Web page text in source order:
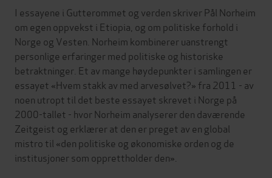
I essayene i Gutterommet og verden skriver Pål Norheim
om egen oppvekst i Etiopia, og om politiske forhold i
Norge og Vesten. Norheim kombinerer uanstrengt
personlige erfaringer med politiske og historiske
betraktninger. Et av mange høydepunkter i samlingen er
essayet «Hvem stakk av med arvesølvet?» fra 2011 - av
noen utropt til det beste essayet skrevet i Norge på
2000-tallet - hvor Norheim analyserer den daværende
Zeitgeist og erklærer at den er preget av en global
mistro til «den politiske og økonomiske orden og de
institusjoner som opprettholder den».